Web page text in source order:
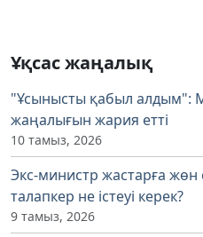
Ұқсас жаңалық
"Ұсынысты қабыл алдым":
жаңалығын жария етті
10 тамыз, 2026
Экс-министр жастарға жөн
талапкер не істеуі керек?
9 тамыз, 2026